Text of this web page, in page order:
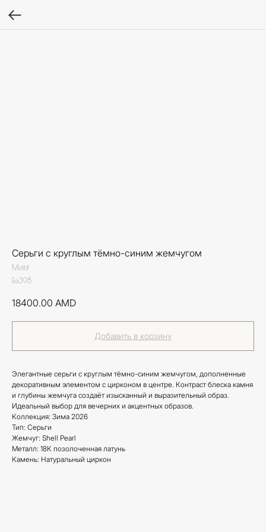
Серьги с круглым тёмно-синим жемчугом
Mottif
Ea398
18400.00 AMD
Добавить в корзину
Элегантные серьги с круглым тёмно-синим жемчугом, дополненные
декоративным элементом с цирконом в центре. Контраст блеска камня
и глубины жемчуга создаёт изысканный и выразительный образ.
Идеальный выбор для вечерних и акцентных образов.
Коллекция: Зима 2026
Тип: Серьги
Жемчуг: Shell Pearl
Металл: 18К позолоченная латунь
Камень: Натуральный циркон